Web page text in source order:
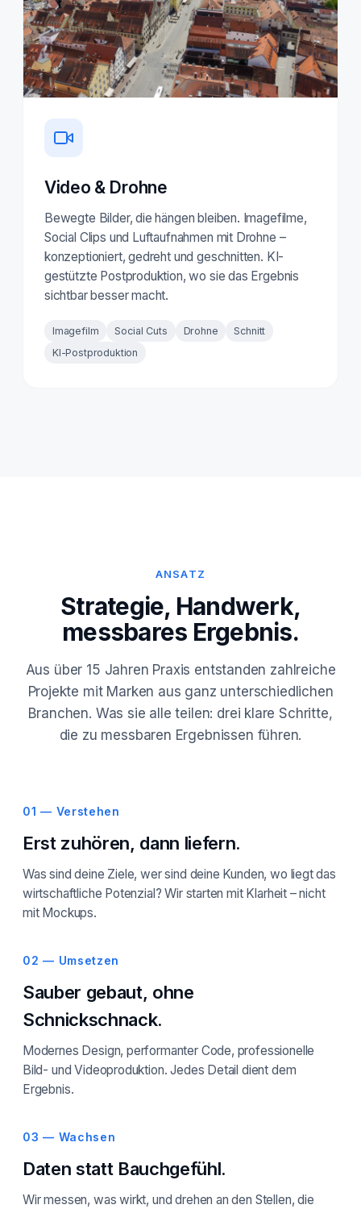
Video & Drohne
Bewegte Bilder, die hängen bleiben. Imagefilme,
Social Clips und Luftaufnahmen mit Drohne –
konzeptioniert, gedreht und geschnitten. KI-
gestützte Postproduktion, wo sie das Ergebnis
sichtbar besser macht.
Imagefilm Social Cuts Drohne
Schnitt
KI-Postproduktion
ANSATZ
Strategie, Handwerk,
messbares Ergebnis.
Aus über 15 Jahren Praxis entstanden zahlreiche
Projekte mit Marken aus ganz unterschiedlichen
Branchen. Was sie alle teilen: drei klare Schritte,
die zu messbaren Ergebnissen führen.
01 — Verstehen
Erst zuhören, dann liefern.
Was sind deine Ziele, wer sind deine Kunden, wo liegt das
wirtschaftliche Potenzial? Wir starten mit Klarheit – nicht
mit Mockups.
02 — Umsetzen
Sauber gebaut, ohne
Schnickschnack.
Modernes Design, performanter Code, professionelle
Bild- und Videoproduktion. Jedes Detail dient dem
Ergebnis.
03 — Wachsen
Daten statt Bauchgefühl.
Wir messen, was wirkt, und drehen an den Stellen, die